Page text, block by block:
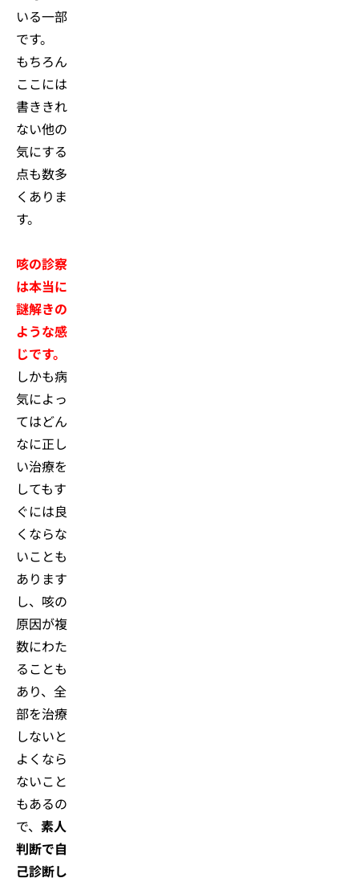
いる一部
です。
もちろん
ここには
書ききれ
ない他の
気にする
点も数多
くありま
す。
咳の診察
は本当に
謎解きの
ような感
じです。
しかも病
気によっ
てはどん
なに正し
い治療を
してもす
ぐには良
くならな
いことも
あります
し、咳の
原因が複
数にわた
ることも
あり、全
部を治療
しないと
よくなら
ないこと
もあるの
で、 素人
判断で自
己診断し